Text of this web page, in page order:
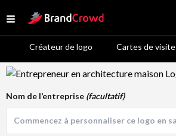
Open menu
Site Logo
Créateur de logo Cartes de visite
Logo Template Preview
Nom de l’entreprise (facultatif)